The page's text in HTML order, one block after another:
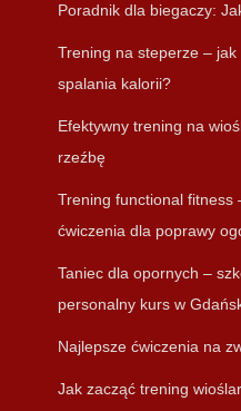
Poradnik dla biegaczy:
Trening na steperze –
spalania kalorii?
Efektywny trening na
rzeźbę
Trening functional fitness
ćwiczenia dla poprawy
Taniec dla opornych –
personalny kurs w
Najlepsze ćwiczenia na
Jak zacząć trening